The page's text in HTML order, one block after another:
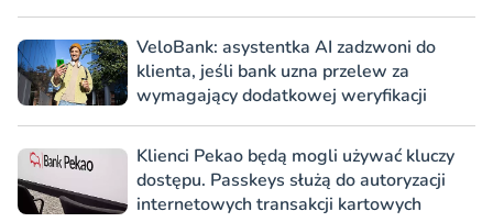
VeloBank: asystentka AI zadzwoni do
klienta, jeśli bank uzna przelew za
wymagający dodatkowej weryfikacji
Klienci Pekao będą mogli używać kluczy
dostępu. Passkeys służą do autoryzacji
internetowych transakcji kartowych